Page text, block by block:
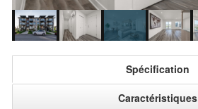
Spécification
Caractéristiques